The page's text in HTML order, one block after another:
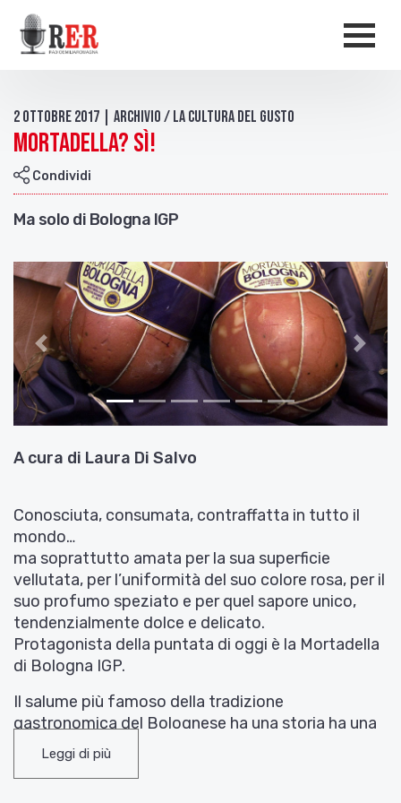
Salta al contenuto principale
2 Ottobre 2017 | Archivio / La cultura del gusto
Mortadella? Sì!
Condividi
Ma solo di Bologna IGP
Indietro
A cura di Laura Di Salvo
Conosciuta, consumata, contraffatta in tutto il
mondo…
ma soprattutto amata per la sua superficie
vellutata, per l’uniformità del suo colore rosa, per il
suo profumo speziato e per quel sapore unico,
tendenzialmente dolce e delicato.
Protagonista della puntata di oggi è la Mortadella
di Bologna IGP.
Il salume più famoso della tradizione
gastronomica del Bolognese ha una storia ha una
storia secolare. Probabilmente è nata nel I secolo
in un’area compresa tra Emilia-Romagna e Lazio.
Leggi di più